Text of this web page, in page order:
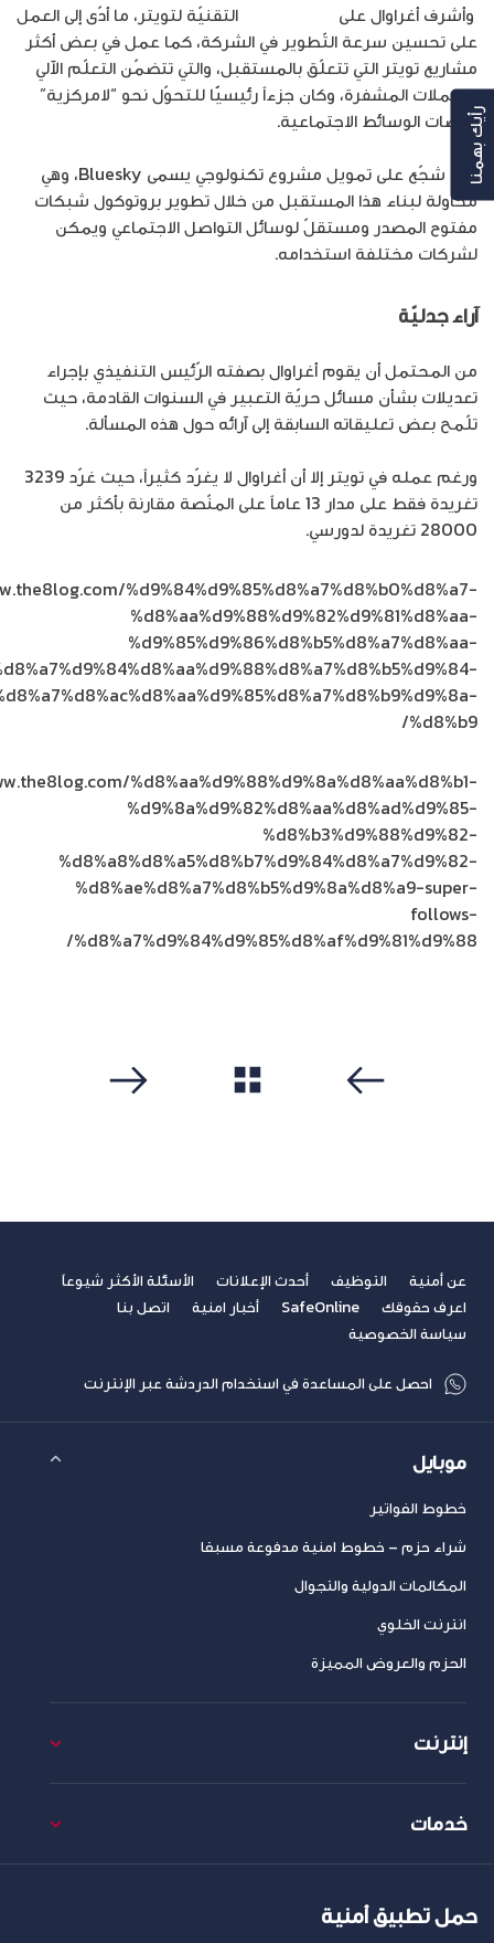
وأشرف أغراوال على
التقنيّة لتويتر، ما أدّى إلى العمل
على تحسين سرعة التّطوير في الشركة، كما عمل في بعض أكثر
مشاريع تويتر التي تتعلّق بالمستقبل، والتي تتضمّن التعلّم الآلي
والعملات المشفرة، وكان جزءاً رئيسيًّا للتحوّل نحو “لامركزية”
منّصات الوسائط الاجتماعية.
كما شجّع على تمويل مشروع تكنولوجي يسمى Bluesky، وهي
محاولة لبناء هذا المستقبل من خلال تطوير بروتوكول شبكات
مفتوح المصدر ومستقلّ لوسائل التواصل الاجتماعي ويمكن
لشركات مختلفة استخدامه.
آراء جدليّة
من المحتمل أن يقوم أغراوال بصفته الرّئيس التنفيذي بإجراء
تعديلات بشأن مسائل حريّة التعبير في السنوات القادمة، حيث
تلّمح بعض تعليقاته السابقة إلى آرائه حول هذه المسألة.
ورغم عمله في تويتر إلا أن أغراوال لا يغرّد كثيراً، حيث غرّد 3239
تغريدة فقط على مدار 13 عاماً على المنّصة مقارنة بأكثر من
28000 تغريدة لدورسي.
%d9%84%d9%85%d8%a7%d8%b0%d8%a7-
%d8%aa%d9%88%d9%82%d9%81%d8%aa-
%d9%85%d9%86%d8%b5%d8%a7%d8%aa-
%d8%b9/
%d8%aa%d9%88%d9%8a%d8%aa%d8%b1-
%d9%8a%d9%82%d8%aa%d8%ad%d9%85-
%d8%b3%d9%88%d9%82-
%d8%a8%d8%a5%d8%b7%d9%84%d8%a7%d9%82-
%d8%ae%d8%a7%d8%b5%d9%8a%d8%a9-super-
follows-
%d8%a7%d9%84%d9%85%d8%af%d9%81%d9%88/
عن أمنية التوظيف أحدث الإعلانات
الأسئلة الأكثر شيوعاً
اعرف حقوقك
SafeOnline أخبار امنية
اتصل بنا
سياسة الخصوصية
احصل على المساعدة في استخدام الدردشة عبر الإنترنت
موبايل
خطوط الفواتير
شراء حزم – خطوط امنية مدفوعة مسبقا
المكالمات الدولية والتجوال
انترنت الخلوي
الحزم والعروض المميزة
إنترنت
خدمات
حمل تطبيق أمنية
رأيك بهمنا